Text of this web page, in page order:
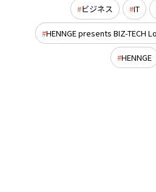
ビジネス IT
HENNGE presents BIZ-TECH
HENNGE